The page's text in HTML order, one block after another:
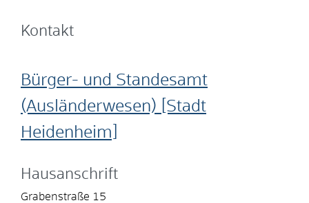
Kontakt
Bürger- und Standesamt
(Ausländerwesen) [Stadt
Heidenheim]
Hausanschrift
Grabenstraße 15